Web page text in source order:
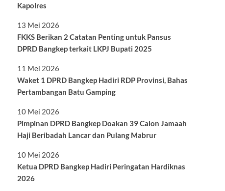
Kapolres
13 Mei 2026
FKKS Berikan 2 Catatan Penting untuk Pansus
DPRD Bangkep terkait LKPJ Bupati 2025
11 Mei 2026
Waket 1 DPRD Bangkep Hadiri RDP Provinsi, Bahas
Pertambangan Batu Gamping
10 Mei 2026
Pimpinan DPRD Bangkep Doakan 39 Calon Jamaah
Haji Beribadah Lancar dan Pulang Mabrur
10 Mei 2026
Ketua DPRD Bangkep Hadiri Peringatan Hardiknas
2026